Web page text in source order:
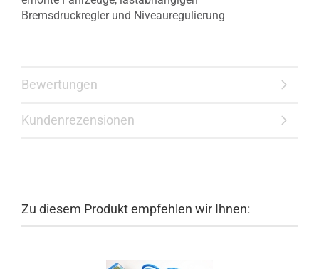
Bremsdruckregler und Niveauregulierung
Bewertungen
Kundenrezensionen
Zu diesem Produkt empfehlen wir Ihnen: